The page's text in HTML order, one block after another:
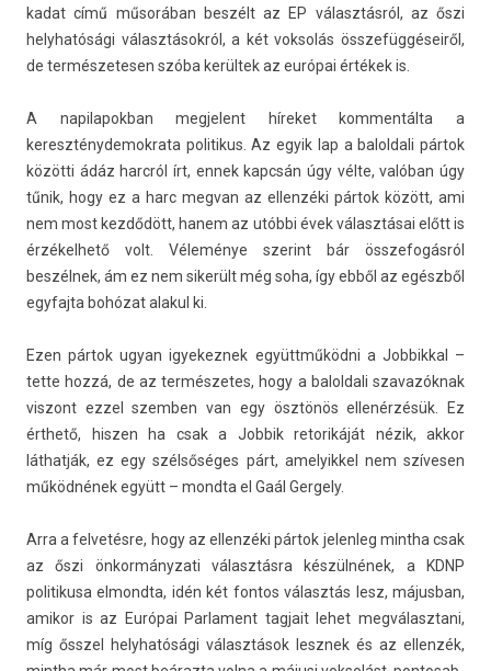
kadat című műsorában beszélt az EP választásról, az őszi
helyhatósági választásokról, a két vok­solás összefüggéseiről,
de ter­mészetes­en szóba kerültek az európai értékek is.
A napilapok­ban meg­jelent híreket kom­mentál­ta a
kereszténydemok­rata politikus. Az egyik lap a balol­dali pártok
közötti ádáz harcról írt, ennek kapcsán úgy vélte, valóban úgy
tűnik, hogy ez a harc meg­van az el­lenzéki pártok között, ami
nem most kezdődött, hanem az utóbbi évek választásai előtt is
érzékel­hető volt. Véleménye szerint bár összefogás­ról
beszélnek, ám ez nem sikerült még soha, így ebből az egészből
egyfaj­ta bohózat al­akul ki.
Ezen pártok ugyan igyekez­nek együttműködni a Job­bikk­al –
tette hozzá, de az ter­mészetes, hogy a balol­dali szavazók­nak
vis­zont ezzel szemb­en van egy ösztönös ellenérzésük. Ez
érthető, hisz­en ha csak a Job­bik re­torikáját nézik, akkor
láthatják, ez egy szélsőséges párt, amelyik­kel nem szívesen
működnének együtt – mondta el Gaál Ger­ge­ly.
Arra a fel­vetés­re, hogy az el­lenzéki pártok jelen­leg mintha csak
az őszi önkor­mányzati választásra készülnének, a KDNP
politikusa el­mondta, idén két fon­tos választás lesz, május­ban,
amikor is az Európai Par­la­ment tag­jait lehet meg­választani,
míg ősszel helyhatósági választások lesznek és az el­lenzék,